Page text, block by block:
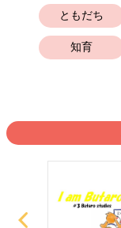
ともだち
知育